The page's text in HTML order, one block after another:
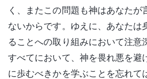
く、またこの問題も神はあなたが
ないからです。ゆえに、あなたは
ることへの取り組みにおいて注意
すべてにおいて、神を畏れ悪を避
に歩むべきかを学ぶことを忘れて